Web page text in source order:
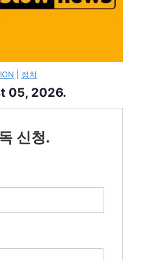
정치
05, 2026.
신청.